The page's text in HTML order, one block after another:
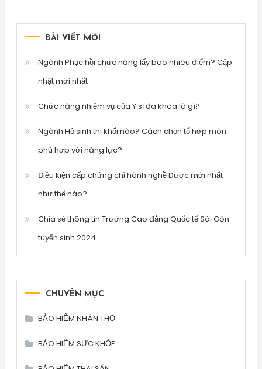
BÀI VIẾT MỚI
Ngành Phục hồi chức năng lấy bao nhiêu điểm? Cập
nhật mới nhất
Chức năng nhiệm vụ của Y sĩ đa khoa là gì?
Ngành Hộ sinh thi khối nào? Cách chọn tổ hợp môn
phù hợp với năng lực?
Điều kiện cấp chứng chỉ hành nghề Dược mới nhất
như thế nào?
Chia sẻ thông tin Trường Cao đẳng Quốc tế Sài Gòn
tuyển sinh 2024
CHUYÊN MỤC
BẢO HIỂM NHÂN THỌ
BẢO HIỂM SỨC KHỎE